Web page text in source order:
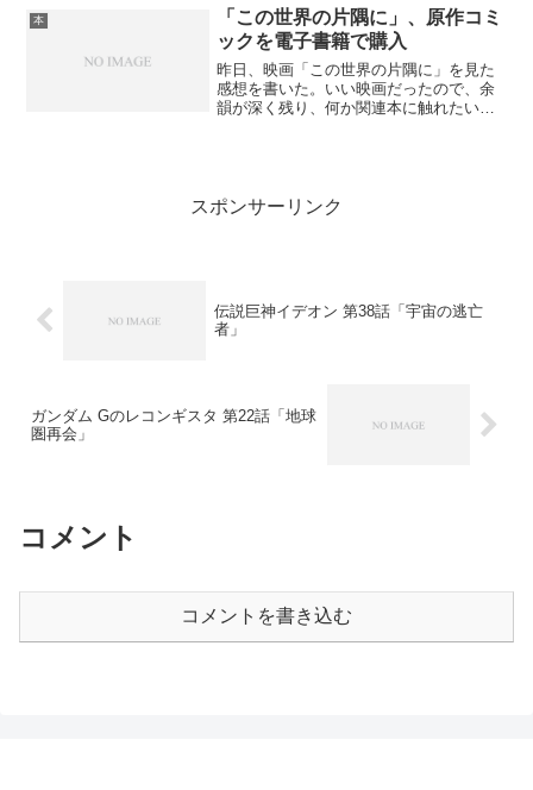
城といった名所でしか観光は語られてい
ないところがある。ここ数年...
本
「この世界の片隅に」、原作コミ
ックを電子書籍で購入
昨日、映画「この世界の片隅に」を見た
感想を書いた。いい映画だったので、余
韻が深く残り、何か関連本に触れたいと
スポンサーリンク
伝説巨神イデオン 第38話「宇宙の逃亡
者」
ガンダム Gのレコンギスタ 第22話「地球
圏再会」
コメント
コメントを書き込む